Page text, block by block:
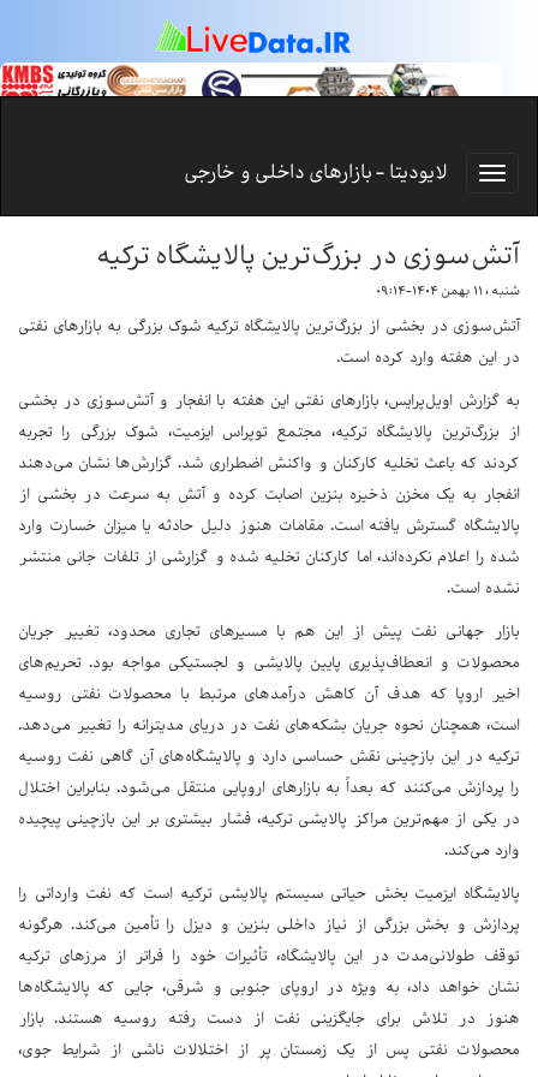
لایودیتا - بازارهای داخلی و خارجی
آتش‌سوزی در بزرگ‌ترین پالایشگاه ترکیه
شنبه ، ۱۱ بهمن ۱۴۰۴-۰۹:۱۴
آتش‌سوزی در بخشی از بزرگ‌ترین پالایشگاه ترکیه شوک بزرگی به بازارهای نفتی
در این هفته وارد کرده است.
به گزارش اویل‌پرایس، بازارهای نفتی این هفته با انفجار و آتش‌سوزی در بخشی
از بزرگ‌ترین پالایشگاه ترکیه، مجتمع توپراس ایزمیت، شوک بزرگی را تجربه
کردند که باعث تخلیه کارکنان و واکنش اضطراری شد. گزارش‌ها نشان می‌دهند
انفجار به یک مخزن ذخیره بنزین اصابت کرده و آتش به سرعت در بخشی از
پالایشگاه گسترش یافته است. مقامات هنوز دلیل حادثه یا میزان خسارت وارد
شده را اعلام نکرده‌اند، اما کارکنان تخلیه شده و گزارشی از تلفات جانی منتشر
نشده است.
بازار جهانی نفت پیش از این هم با مسیرهای تجاری محدود، تغییر جریان
محصولات و انعطاف‌پذیری پایین پالایشی و لجستیکی مواجه بود. تحریم‌های
اخیر اروپا که هدف آن کاهش درآمدهای مرتبط با محصولات نفتی روسیه
است، همچنان نحوه جریان بشکه‌های نفت در دریای مدیترانه را تغییر می‌دهد.
ترکیه در این بازچینی نقش حساسی دارد و پالایشگاه‌های آن گاهی نفت روسیه
را پردازش می‌کنند که بعداً به بازارهای اروپایی منتقل می‌شود. بنابراین اختلال
در یکی از مهم‌ترین مراکز پالایشی ترکیه، فشار بیشتری بر این بازچینی پیچیده
وارد می‌کند.
پالایشگاه ایزمیت بخش حیاتی سیستم پالایشی ترکیه است که نفت وارداتی را
پردازش و بخش بزرگی از نیاز داخلی بنزین و دیزل را تأمین می‌کند. هرگونه
توقف طولانی‌مدت در این پالایشگاه، تأثیرات خود را فراتر از مرزهای ترکیه
نشان خواهد داد، به ویژه در اروپای جنوبی و شرقی، جایی که پالایشگاه‌ها
هنوز در تلاش برای جایگزینی نفت از دست رفته روسیه هستند. بازار
محصولات نفتی پس از یک زمستان پر از اختلالات ناشی از شرایط جوی،